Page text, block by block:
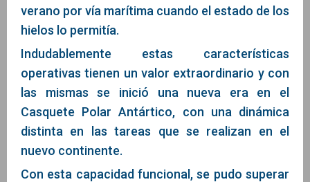
verano por vía marítima cuando el estado de los
hielos lo permitía.
Indudablemente estas características
operativas tienen un valor extraordinario y con
las mismas se inició una nueva era en el
Casquete Polar Antártico, con una dinámica
distinta en las tareas que se realizan en el
nuevo continente.
Con esta capacidad funcional, se pudo superar